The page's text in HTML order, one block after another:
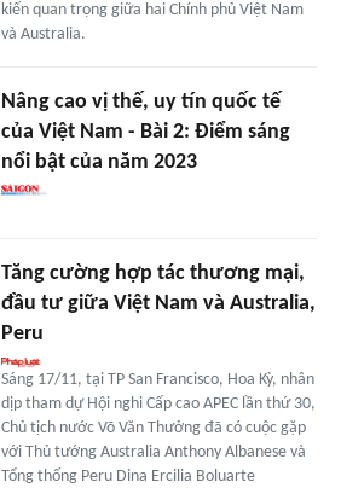
kiến quan trọng giữa hai Chính phủ Việt Nam
và Australia.
Nâng cao vị thế, uy tín quốc tế
của Việt Nam - Bài 2: Điểm sáng
nổi bật của năm 2023
Tăng cường hợp tác thương mại,
đầu tư giữa Việt Nam và Australia,
Peru
Sáng 17/11, tại TP San Francisco, Hoa Kỳ, nhân
dịp tham dự Hội nghi Cấp cao APEC lần thứ 30,
Chủ tịch nước Võ Văn Thưởng đã có cuộc gặp
với Thủ tướng Australia Anthony Albanese và
Tổng thống Peru Dina Ercilia Boluarte